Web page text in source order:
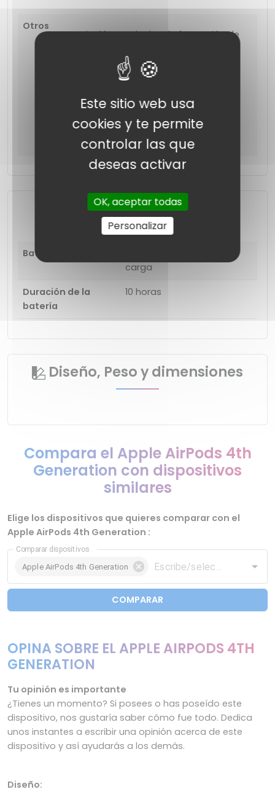
Otros
Micrófonos duales de formación de
Micrófono orientado hacia adentro
Sensor de detección de piel
movimiento
Acelerómetro de detección de voz
Sensor de fuerza
Energía y carga
Batería
carga
Duración de la
batería
10 horas
Diseño, Peso y dimensiones
Compara el Apple AirPods 4th
Generation con dispositivos
similares
Elige los dispositivos que quieres comparar con el
Apple AirPods 4th Generation :
Comparar dispositivos
Apple AirPods 4th Generation
COMPARAR
OPINA SOBRE EL APPLE AIRPODS 4TH
GENERATION
Tu opinión es importante
¿Tienes un momento? Si posees o has poseído este
dispositivo, nos gustaría saber cómo fue todo. Dedica
unos instantes a escribir una opinión acerca de este
dispositivo y así ayudarás a los demás.
Diseño:
Este sitio web usa
cookies y te permite
controlar las que
deseas activar
OK, aceptar todas
Personalizar